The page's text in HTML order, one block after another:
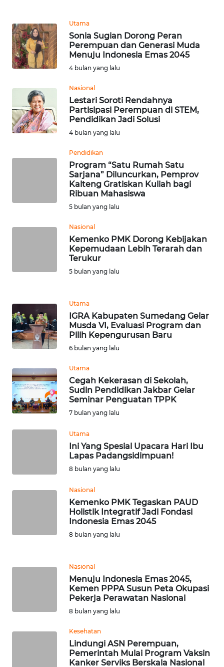
Utama
Sonia Sugian Dorong Peran
Perempuan dan Generasi Muda
Menuju Indonesia Emas 2045
4 bulan yang lalu
Nasional
Lestari Soroti Rendahnya
Partisipasi Perempuan di STEM,
Pendidikan Jadi Solusi
4 bulan yang lalu
Pendidikan
Program “Satu Rumah Satu
Sarjana” Diluncurkan, Pemprov
Kalteng Gratiskan Kuliah bagi
Ribuan Mahasiswa
5 bulan yang lalu
Nasional
Kemenko PMK Dorong Kebijakan
Kepemudaan Lebih Terarah dan
Terukur
5 bulan yang lalu
Utama
IGRA Kabupaten Sumedang Gelar
Musda VI, Evaluasi Program dan
Pilih Kepengurusan Baru
6 bulan yang lalu
Utama
Cegah Kekerasan di Sekolah,
Sudin Pendidikan Jakbar Gelar
Seminar Penguatan TPPK
7 bulan yang lalu
Utama
Ini Yang Spesial Upacara Hari Ibu
Lapas Padangsidimpuan!
8 bulan yang lalu
Nasional
Kemenko PMK Tegaskan PAUD
Holistik Integratif Jadi Fondasi
Indonesia Emas 2045
8 bulan yang lalu
Nasional
Menuju Indonesia Emas 2045,
Kemen PPPA Susun Peta Okupasi
Pekerja Perawatan Nasional
8 bulan yang lalu
Kesehatan
Lindungi ASN Perempuan,
Pemerintah Mulai Program Vaksin
Kanker Serviks Berskala Nasional
BERITA
KONTAK
KAMI
INFO
IKLAN
TENTANG
News
Regional
WN
SUMUT
WN
JAKARTA
WN
KEPRI